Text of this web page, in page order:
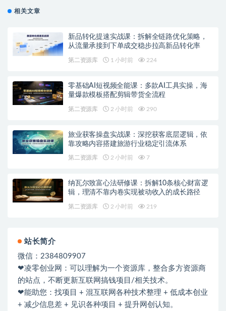
相关文章
新品转化提速实战课：拆解全链路优化策略，
从流量承接到下单成交稳步拉高新品转化率
第二资源库 1 小时前 224
零基础AI短视频全能课：多款AI工具实操，海
量爆款模板搭配剪辑带货全流程
第二资源库 2 小时前 290
旅业获客操盘实战课：深挖获客底层逻辑，依
靠攻略内容搭建旅游行业稳定引流体系
第二资源库 2 小时前 7
纳瓦尔致富心法研修课：拆解10条核心财富逻
辑，理清不靠内卷实现被动收入的成长路径
第二资源库 2 小时前 219
站长简介
微信：2384809907
❤凌零创业网：可以理解为一个资源库，整合多方资源商
的站点，不断更新互联网搞钱项目/相关技术。
❤能助您：找项目 + 混互联网各种技术整理 + 低成本创业
+ 减少信息差 + 见识各种项目 + 提升网创认知。